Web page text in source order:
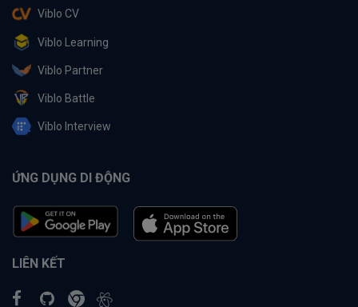
Viblo CV
Viblo Learning
Viblo Partner
Viblo Battle
Viblo Interview
ỨNG DỤNG DI ĐỘNG
LIÊN KẾT